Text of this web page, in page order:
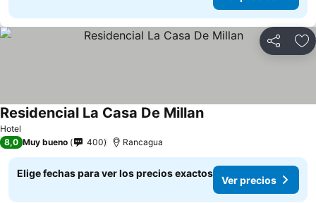
Compartir
Hotel
Residencial La Casa De Millan
8,0 Muy bueno 400 Rancagua
Elige fechas para ver los precios exactos
Ver precios